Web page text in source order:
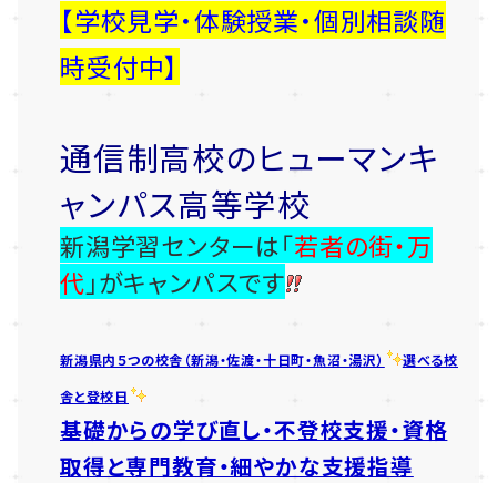
【学校見学・体験授業・個別相談随
時受付中】
通信制高校のヒューマンキ
ャンパス高等学校
新潟学習センターは「若者の街・万
代 」がキャンパスです
新潟県内５つの校舎（新潟・佐渡・十日町・魚沼・湯沢）
選べる校
舎と登校日
基礎からの学び直し・不登校支援・資格
取得と専門教育・細やかな支援指導